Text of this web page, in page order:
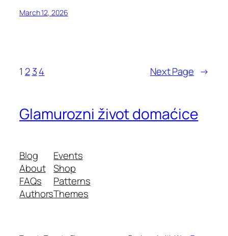
March 12, 2026
1 2 34 Next Page →
Glamurozni život domaćice
Blog
About
FAQs
Authors
Events
Shop
Patterns
Themes